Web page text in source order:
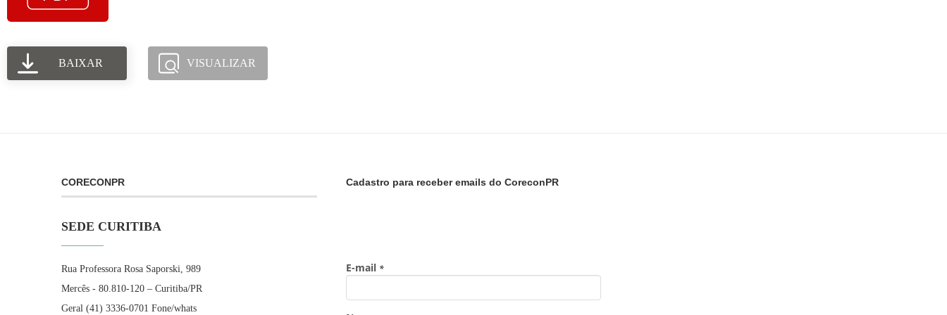
BAIXAR VISUALIZAR
CORECONPR
SEDE CURITIBA
Rua Professora Rosa Saporski, 989
Mercês - 80.810-120 – Curitiba/PR
Geral (41) 3336-0701 Fone/whats
Cadastro para receber emails do CoreconPR